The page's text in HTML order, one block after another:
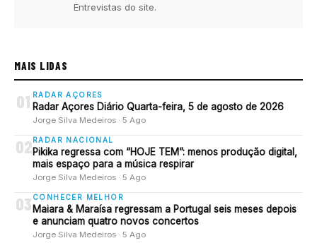
Entrevistas do site.
MAIS LIDAS
01 RADAR AÇORES
Radar Açores Diário Quarta-feira, 5 de agosto de 2026
Jorge Silva Medeiros · 5 Ago
02 RADAR NACIONAL
Pikika regressa com “HOJE TEM”: menos produção digital,
mais espaço para a música respirar
Jorge Silva Medeiros · 5 Ago
03 CONHECER MELHOR
Maiara & Maraísa regressam a Portugal seis meses depois
e anunciam quatro novos concertos
Jorge Silva Medeiros · 5 Ago